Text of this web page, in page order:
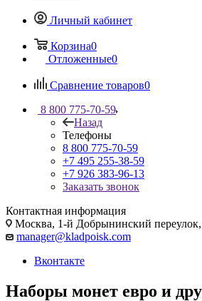
Личный кабинет
Корзина0
Отложенные0
Сравнение товаров0
8 800 775-70-59
Назад
Телефоны
8 800 775-70-59
+7 495 255-38-59
+7 926 383-96-13
Заказать звонок
Контактная информация
Москва, 1-й Добрынинский
manager@kladpoisk.com
Вконтакте
Наборы монет евро и